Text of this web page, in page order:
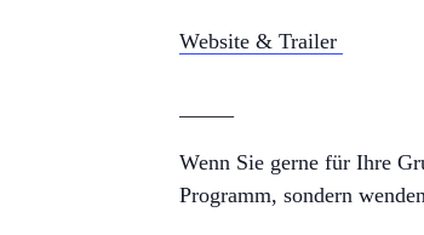
Website & Trailer
Wenn Sie gerne für Ihre
Programm, sondern